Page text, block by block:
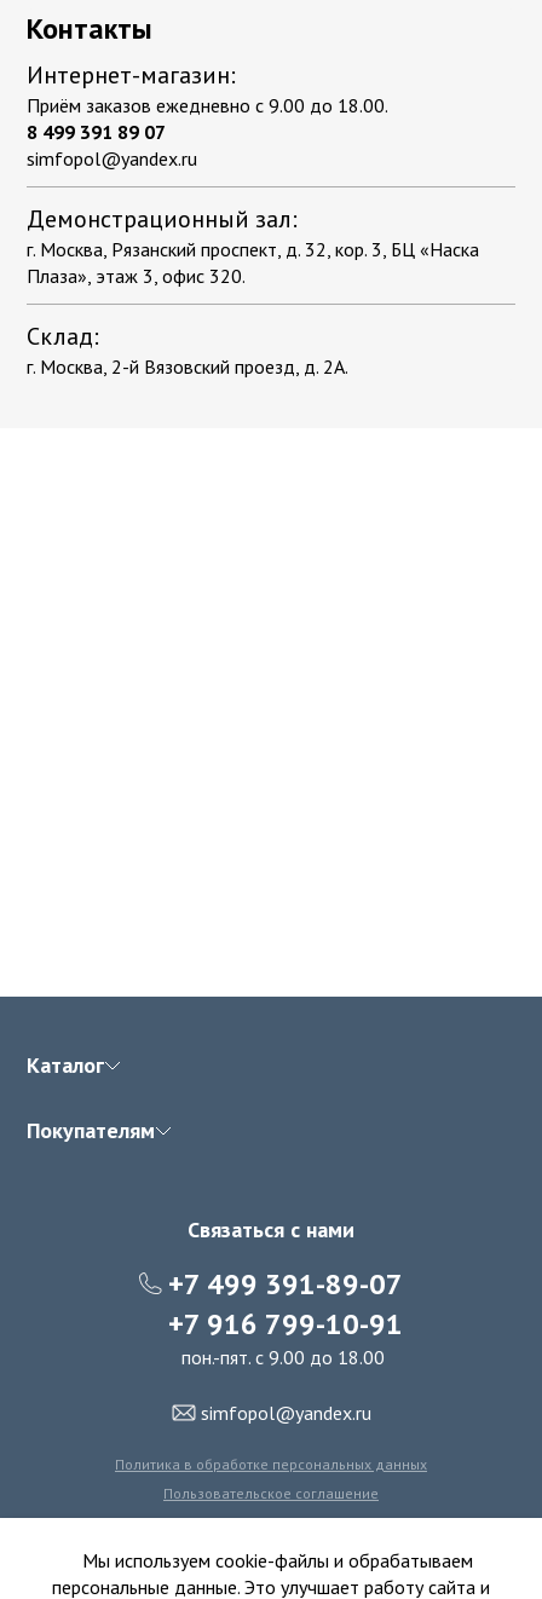
Контакты
Интернет-магазин:
Приём заказов ежедневно с 9.00 до 18.00.
8 499 391 89 07
simfopol@yandex.ru
Демонстрационный зал:
г. Москва, Рязанский проспект, д. 32, кор. 3, БЦ «Наска
Плаза», этаж 3, офис 320.
Склад:
г. Москва, 2-й Вязовский проезд, д. 2А.
Каталог
Покупателям
Связаться с нами
+7 499 391-89-07
+7 916 799-10-91
пон.-пят. с 9.00 до 18.00
simfopol@yandex.ru
Политика в обработке персональных данных
Пользовательское соглашение
Политика использования файлов cookie
Мы используем cookie-файлы и обрабатываем
персональные данные. Это улучшает работу сайта и